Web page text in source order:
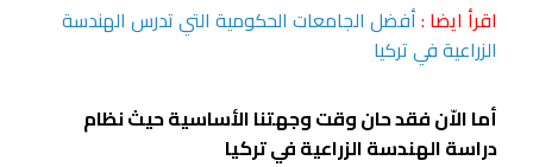
اقرأ ايضا :أفضل الجامعات الحكومية التي تدرس الهندسة
الزراعية في تركيا
أما الاّن فقد حان وقت وجهتنا الأساسية حيث نظام
دراسة الهندسة الزراعية في تركيا